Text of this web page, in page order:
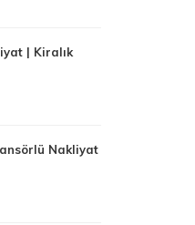
| Kiralık
Nakliyat